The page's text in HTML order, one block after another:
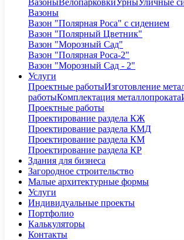
ВазоныВелопарковкиУрныУличные
Вазоны
Вазон "Полярная Роса" с сидением
Вазон "Полярный Цветник"
Вазон "Морозный Сад"
Вазон "Полярная Роса-2"
Вазон "Морозный Сад - 2"
Услуги
Проектные работыИзготовление
работыКомплектация металлопроката
Проектные работы
Проектирование раздела КЖ
Проектирование раздела КМД
Проектирование раздела КМ
Проектирование раздела КР
Здания для бизнеса
Загородное строительство
Малые архитектурные формы
Услуги
Индивидуальные проекты
Портфолио
Калькуляторы
Контакты